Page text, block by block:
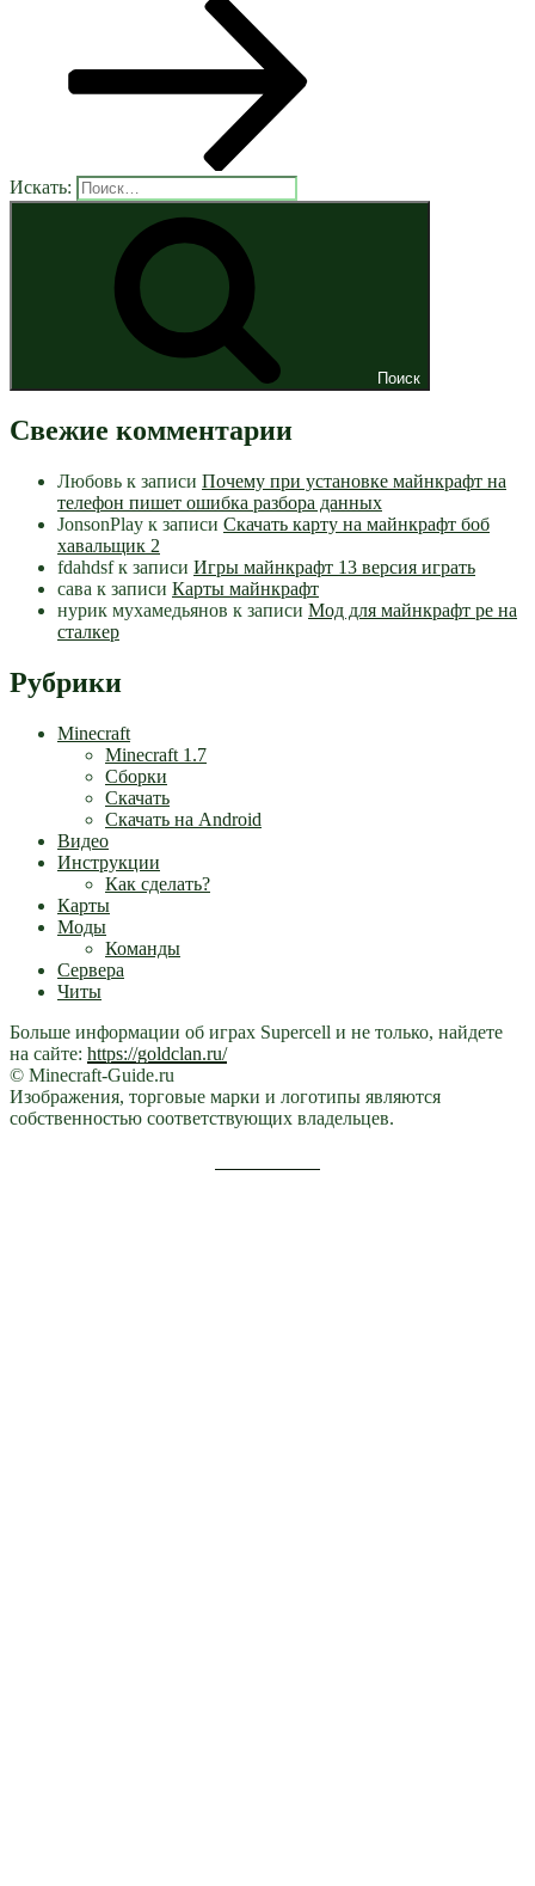
Искать:
Поиск
Свежие комментарии
Любовь к записи Почему при установке майнкрафт на
телефон пишет ошибка разбора данных
JonsonPlay к записи Скачать карту на майнкрафт боб
хавальщик 2
fdahdsfк записи Игры майнкрафт 13 версия играть
сава к записи Карты майнкрафт
нурик мухамедьянов к записи Мод для майнкрафт pe на
сталкер
Рубрики
Minecraft
Minecraft 1.7
Сборки
Скачать
Скачать на Android
Видео
Инструкции
Как сделать?
Карты
Моды
Команды
Сервера
Читы
Больше информации об играх Supercell и не только, найдете
на сайте: https://goldclan.ru/
© Minecraft-Guide.ru
Изображения, торговые марки и логотипы являются
собственностью соответствующих владельцев.